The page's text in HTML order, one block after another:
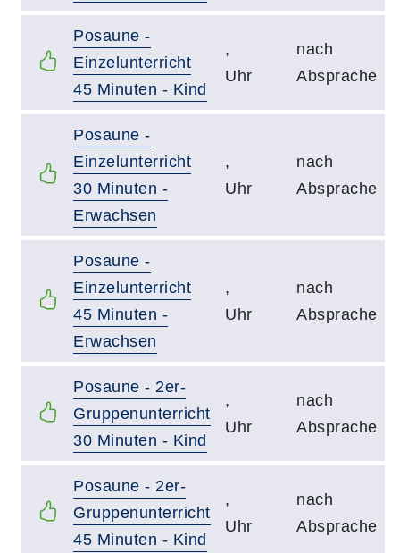
Posaune -
Einzelunterricht
45 Minuten - Kind
,
Uhr
nach
Absprache
Posaune -
Einzelunterricht
30 Minuten -
Erwachsen
,
Uhr
nach
Absprache
Posaune -
Einzelunterricht
45 Minuten -
Erwachsen
,
Uhr
nach
Absprache
Posaune - 2er-
Gruppenunterricht
30 Minuten - Kind
,
Uhr
nach
Absprache
Posaune - 2er-
Gruppenunterricht
45 Minuten - Kind
,
Uhr
nach
Absprache